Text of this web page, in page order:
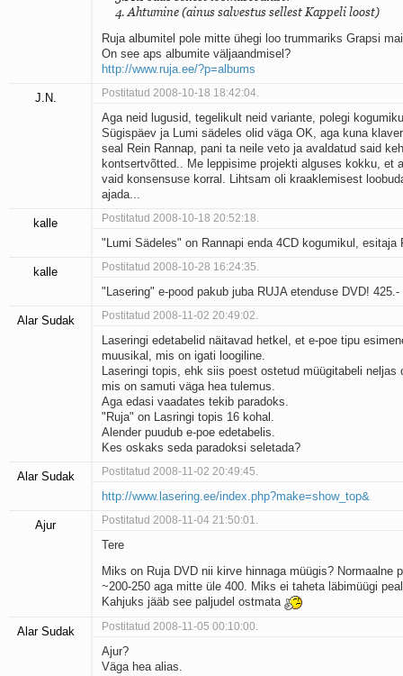
4. Ahtumine (ainus salvestus sellest Kappeli loost)
Ruja albumitel pole mitte ühegi loo trummariks Grapsi
On see aps albumite väljaandmisel?
http://www.ruja.ee/?p=albums
J.N. Postitatud 2008-10-18 18:42:04.
Aga neid lugusid, tegelikult neid variante, polegi
Sügispäev ja Lumi sädeles olid väga OK, aga kuna
seal Rein Rannap, pani ta neile veto ja avaldatud said
kontsertvõtted.. Me leppisime projekti alguses kokku, et
vaid konsensuse korral. Lihtsam oli kraaklemisest
ajada...
kalle Postitatud 2008-10-18 20:52:18.
"Lumi Sädeles" on Rannapi enda 4CD kogumikul, esitaja
kalle Postitatud 2008-10-28 16:24:35.
"Lasering" e-pood pakub juba RUJA etenduse DVD! 425.-
Alar Sudak Postitatud 2008-11-02 20:49:02.
Laseringi edetabelid näitavad hetkel, et e-poe tipu
muusikal, mis on igati loogiline.
Laseringi topis, ehk siis poest ostetud müügitabeli neljas
mis on samuti väga hea tulemus.
Aga edasi vaadates tekib paradoks.
"Ruja" on Lasringi topis 16 kohal.
Alender puudub e-poe edetabelis.
Kes oskaks seda paradoksi seletada?
Alar Sudak Postitatud 2008-11-02 20:49:45.
http://www.lasering.ee/index.php?make=show_top&
Ajur Postitatud 2008-11-04 21:50:01.
Tere
Miks on Ruja DVD nii kirve hinnaga müügis? Normaalne
~200-250 aga mitte üle 400. Miks ei taheta läbimüügi
Kahjuks jääb see paljudel ostmata
Alar Sudak Postitatud 2008-11-05 00:10:00.
Ajur?
Väga hea alias.